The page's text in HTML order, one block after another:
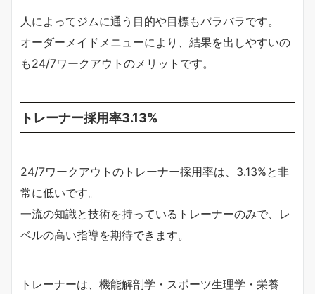
人によってジムに通う目的や目標もバラバラです。
オーダーメイドメニューにより、結果を出しやすいの
も24/7ワークアウトのメリットです。
トレーナー採用率3.13%
24/7ワークアウトのトレーナー採用率は、3.13%と非
常に低いです。
一流の知識と技術を持っているトレーナーのみで、レ
ベルの高い指導を期待できます。
トレーナーは、機能解剖学・スポーツ生理学・栄養